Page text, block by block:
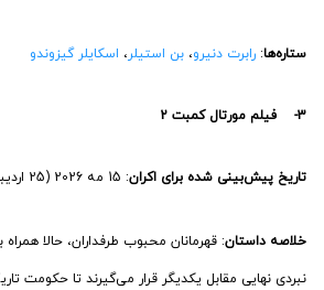
ستاره‌ها: رابرت دنیرو، بن استیلر، اسکایلر گیزوندو
3- فیلم مورتال کمبت 2
تاریخ پیش‌بینی شده برای اکران: 15 مه 2026 (25 اردیبهشت 1405)
خلاصه داستان: قهرمانان محبوب طرفداران، حالا همراه
نبردی نهایی مقابل یکدیگر قرار می‌گیرند تا حکومت